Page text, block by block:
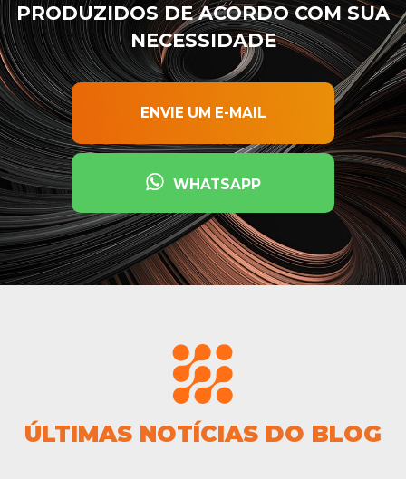
PRODUZIDOS DE ACORDO COM SUA
NECESSIDADE
ENVIE UM E-MAIL
WHATSAPP
ÚLTIMAS NOTÍCIAS DO BLOG